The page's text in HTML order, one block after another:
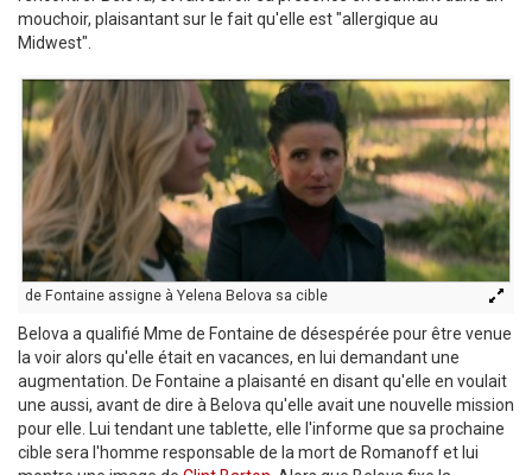
mouchoir, plaisantant sur le fait qu'elle est "allergique au
Midwest".
de Fontaine assigne à Yelena Belova sa cible
Belova a qualifié Mme de Fontaine de désespérée pour être venue
la voir alors qu'elle était en vacances, en lui demandant une
augmentation. De Fontaine a plaisanté en disant qu'elle en voulait
une aussi, avant de dire à Belova qu'elle avait une nouvelle mission
pour elle. Lui tendant une tablette, elle l'informe que sa prochaine
cible sera l'homme responsable de la mort de Romanoff et lui